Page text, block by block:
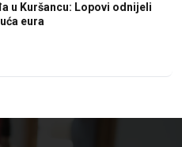
u Kuršancu: Lopovi odnijeli
eura